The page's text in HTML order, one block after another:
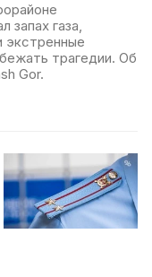
запах газа,
экстренные
трагедии. Об
Gor.